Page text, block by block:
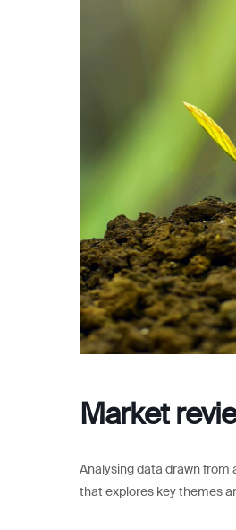
Market
Analysing data drawn from
that explores key themes